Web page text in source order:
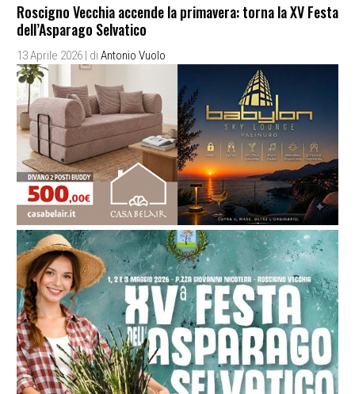
Roscigno Vecchia accende la primavera: torna la XV Festa
dell’Asparago Selvatico
13 Aprile 2026 | di Antonio Vuolo